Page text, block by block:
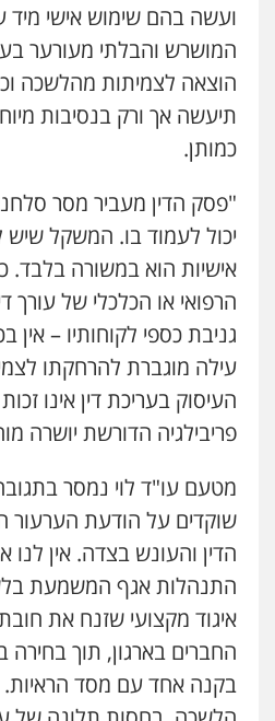
ועשה בהם שימוש אישי
המושרש והבלתי מעורער
הוצאה לצמיתות מהלשכה
תיעשה אך ורק בנסיבות
כמותן.
"פסק הדין מעביר מסר
יכול לעמוד בו. המשקל שיש
אישיות הוא במשורה בלבד.
הרפואי או הכלכלי של עורך
גניבת כספי לקוחותיו –
עילה מוגברת להרחקתו
העיסוק בעריכת דין אינו
פריבילגיה הדורשת יושרה
מטעם עו"ד לוי נמסר
שוקדים על הודעת הערעור
הדין והעונש בצדה. אין
התנהלות אגף המשמעת
איגוד מקצועי שזנח את
החברים בארגון, תוך בחירה
בקנה אחד עם מסד
עו"ד יניב זוסמן
פלילי כלכלי
וחקירות
גל דהן – משרד
פלילי פשיעה
וחקירות
0544723840
חנא בולוס –
פלילי פשיעה
0546661544
פלילי כלכלי
0506216813
עדי כרמלי –
פלילי כלכלי
0525060666
אילן כץ – משרד